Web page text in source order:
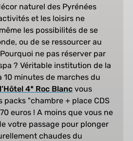
naturel des Pyrénées
et les loisirs ne
les possibilités de se
ou de se ressourcer au
ne pas réserver par
? Véritable institution de la
10 minutes de marches du
l’Hôtel 4* Roc Blanc vous
packs "chambre + place CDS
euros ! A moins que vous ne
votre passage pour plonger
chaudes du